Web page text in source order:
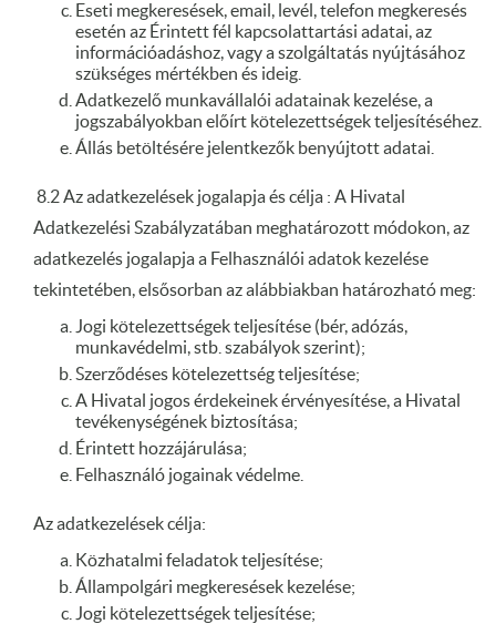
Eseti megkeresések, email, levél, telefon megkeresés
esetén az Érintett fél kapcsolattartási adatai, az
információadáshoz, vagy a szolgáltatás nyújtásához
szükséges mértékben és ideig.
Adatkezelő munkavállalói adatainak kezelése, a
jogszabályokban előírt kötelezettségek teljesítéséhez.
Állás betöltésére jelentkezők benyújtott adatai.
8.2 Az adatkezelések jogalapja és célja : A Hivatal
Adatkezelési Szabályzatában meghatározott módokon, az
adatkezelés jogalapja a Felhasználói adatok kezelése
tekintetében, elsősorban az alábbiakban határozható meg:
Jogi kötelezettségek teljesítése (bér, adózás,
munkavédelmi, stb. szabályok szerint);
Szerződéses kötelezettség teljesítése;
A Hivatal jogos érdekeinek érvényesítése, a Hivatal
tevékenységének biztosítása;
Érintett hozzájárulása;
Felhasználó jogainak védelme.
Az adatkezelések célja:
Közhatalmi feladatok teljesítése;
Állampolgári megkeresések kezelése;
Jogi kötelezettségek teljesítése;